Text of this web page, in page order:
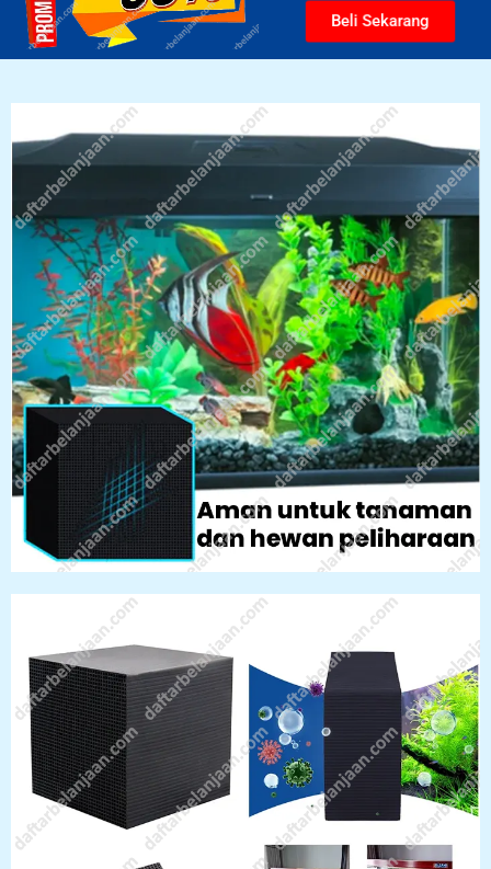
Beli Sekarang